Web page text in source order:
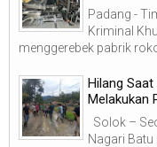
Padang -
Kriminal
menggerebek pabrik
Hilang
Melakukan
Solok –
Nagari Batu